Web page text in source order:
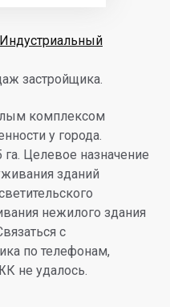
застройщика.
комплексом
у города.
Целевое назначение
зданий
нежилого здания
с
по телефонам,
не удалось.